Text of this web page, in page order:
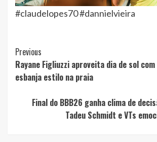
#claudelopes70 #dannielvieira
Post
Navigation
Previous
Rayane Figliuzzi aproveita dia de sol
esbanja estilo na praia
Final do BBB26 ganha clima de
Tadeu Schmidt e VTs